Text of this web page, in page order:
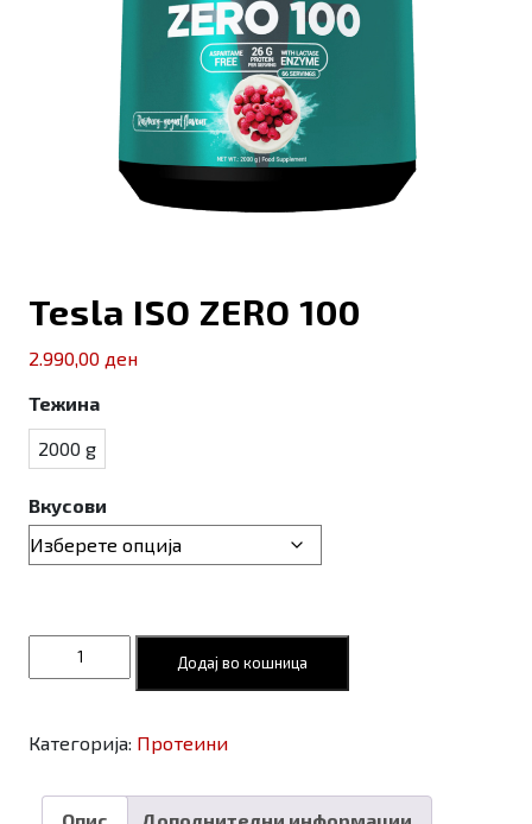
Tesla ISO ZERO 100
2.990,00 ден
Тежина
2000 g
Вкусови
ISO
100
количина
Додај во кошница
Категорија: Протеини